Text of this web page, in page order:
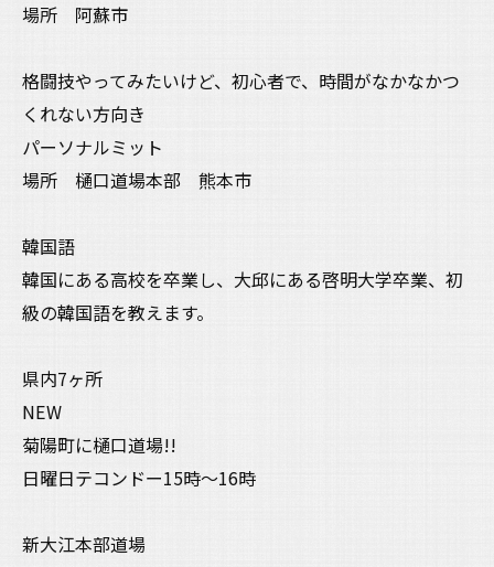
場所 阿蘇市
格闘技やってみたいけど、初心者で、時間がなかなかつ
くれない方向き
パーソナルミット
場所 樋口道場本部 熊本市
韓国語
韓国にある高校を卒業し、大邱にある啓明大学卒業、初
級の韓国語を教えます。
県内7ヶ所
NEW
菊陽町に樋口道場!!
日曜日テコンドー15時〜16時
新大江本部道場